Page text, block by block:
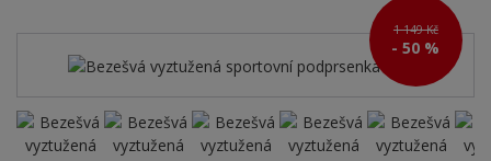
1 149 Kč
- 50 %